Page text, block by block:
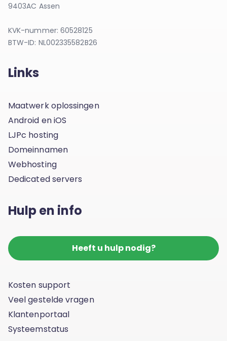
9403AC Assen
KVK-nummer: 60528125
BTW-ID: NL002335582B26
Links
Maatwerk oplossingen
Android en iOS
LJPc hosting
Domeinnamen
Webhosting
Dedicated servers
Hulp en info
Heeft u hulp nodig?
Kosten support
Veel gestelde vragen
Klantenportaal
Systeemstatus